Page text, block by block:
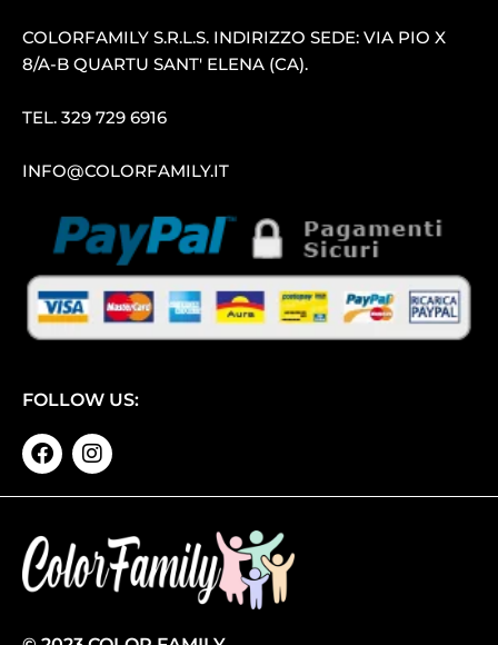
COLORFAMILY S.R.L.S. INDIRIZZO SEDE: VIA PIO X
8/A-B QUARTU SANT′ ELENA (CA).
TEL. 329 729 6916
INFO@COLORFAMILY.IT
FOLLOW US: